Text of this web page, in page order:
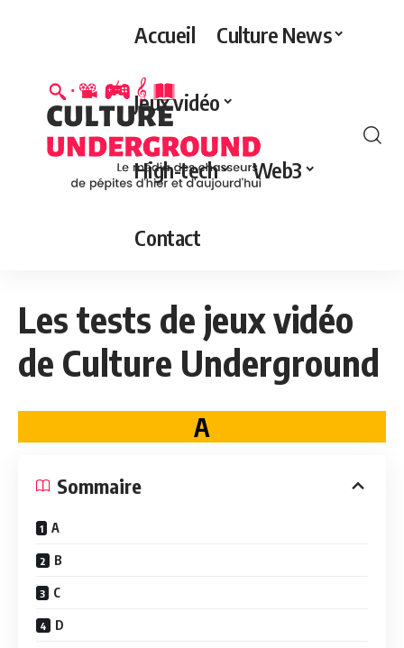
Accueil Culture News
Jeux vidéo
High-tech Web3
Contact
Les tests de jeux vidéo
de Culture Underground
A
Som­maire
A
B
C
D